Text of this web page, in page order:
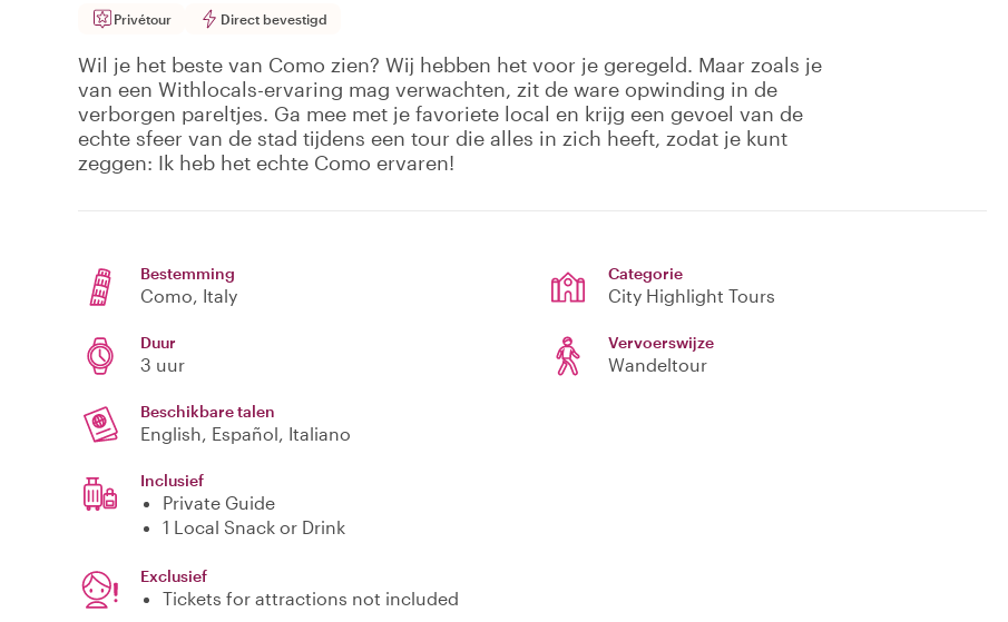
Privétour Direct bevestigd
Wil je het beste van Como zien? Wij hebben het voor je geregeld. Maar zoals je
van een Withlocals-ervaring mag verwachten, zit de ware opwinding in de
verborgen pareltjes. Ga mee met je favoriete local en krijg een gevoel van de
echte sfeer van de stad tijdens een tour die alles in zich heeft, zodat je kunt
zeggen: Ik heb het echte Como ervaren!
Bestemming
Como, Italy
Categorie
City Highlight Tours
Duur
3 uur
Vervoerswijze
Wandeltour
Beschikbare talen
English, Español, Italiano
Inclusief
Private Guide
1 Local Snack or Drink
Exclusief
Tickets for attractions not included